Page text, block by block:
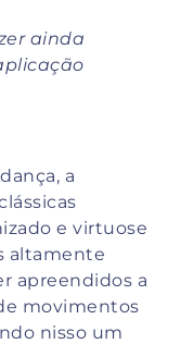
ainda
a
e virtuose
altamente
apreendidos a
movimentos
nisso um